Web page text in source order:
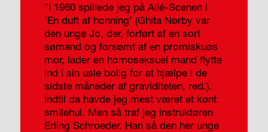
”I 1960 spillede jeg på Allé-Scenen i
’En duft af honning’ (Ghita Nørby var
den unge Jo, der, forført af en sort
sømand og forsømt af en promiskuøs
mor, lader en homoseksuel mand flytte
ind i sin usle bolig for at hjælpe i de
sidste måneder af graviditeten, red.).
Indtil da havde jeg mest været et kønt
smilehul. Men så traf jeg instruktøren
Erling Schroeder. Han så den her unge